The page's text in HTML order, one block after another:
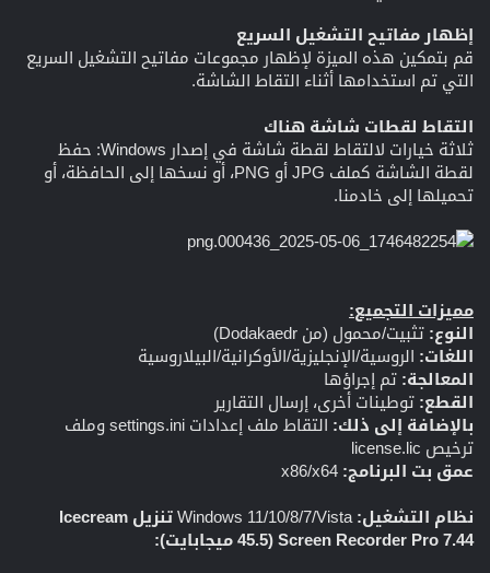
إظهار مفاتيح التشغيل السريع
قم بتمكين هذه الميزة لإظهار مجموعات مفاتيح التشغيل السريع
التي تم استخدامها أثناء التقاط الشاشة.
التقاط لقطات شاشة هناك
ثلاثة خيارات لالتقاط لقطة شاشة في إصدار Windows: حفظ
لقطة الشاشة كملف JPG أو PNG، أو نسخها إلى الحافظة، أو
تحميلها إلى خادمنا.
مميزات التجميع:
النوع: تثبيت/محمول (من Dodakaedr)
اللغات: الروسية/الإنجليزية/الأوكرانية/البيلاروسية
المعالجة: تم إجراؤها
القطع: توطينات أخرى، إرسال التقارير
بالإضافة إلى ذلك:
التقاط ملف إعدادات settings.ini وملف
ترخيص license.lic
عمق بت البرنامج:
نظام التشغيل:
تنزيل Icecream
Screen Recorder Pro 7.44 (45.5 ميجابايت):